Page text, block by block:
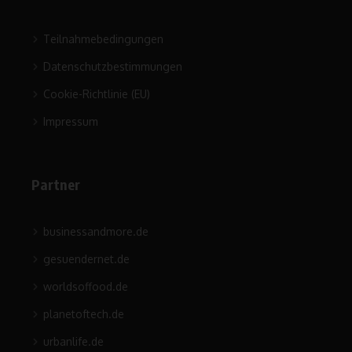
Teilnahmebedingungen
Datenschutzbestimmungen
Cookie-Richtlinie (EU)
Impressum
Partner
businessandmore.de
gesuendernet.de
worldsoffood.de
planetoftech.de
urbanlife.de